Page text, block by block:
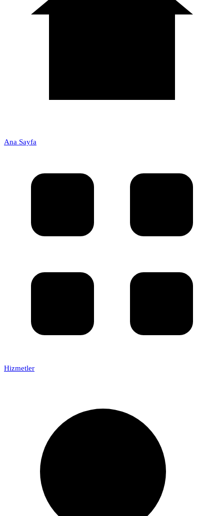
Ana Sayfa
Hizmetler